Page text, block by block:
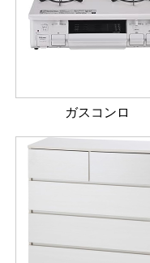
ガスコンロ